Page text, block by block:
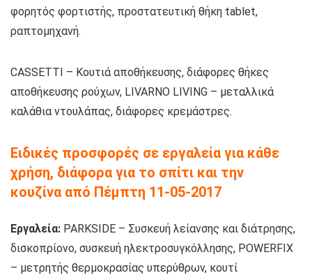
φορητός φορτιστής, προστατευτική θήκη tablet,
ραπτομηχανή.
CASSETTI – Κουτιά αποθήκευσης, διάφορες θήκες
αποθήκευσης ρούχων, LIVARNO LIVING – μεταλλικά
καλάθια ντουλάπας, διάφορες κρεμάστρες.
Ειδικές προσφορές σε εργαλεία για κάθε
χρήση, διάφορα για το σπίτι και την
κουζίνα από Πέμπτη 11-05-2017
Εργαλεία: PARKSIDE – Συσκευή λείανσης και διάτρησης,
δισκοπρίονο, συσκευή ηλεκτροσυγκόλλησης, POWERFIX
– μετρητής θερμοκρασίας υπερύθρων, κουτί